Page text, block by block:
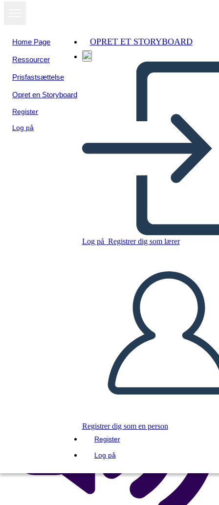
Home Page
Ressourcer
Prisfastsættelse
Opret en Storyboard
Register
Log på
OPRET ET STORYBOARD
Log på Registrer dig som lærer
Registrer dig som en person
Register
Log på
Blackjack
LAVE ET STORYBOARD
AFSPIL DIASSHOW
LÆS FOR MIG